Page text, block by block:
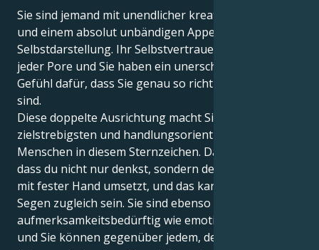
Sie sind jemand mit unendlicher kreativer Energie
und einem absolut unbändigen Appetit auf
Selbstdarstellung. Ihr Selbstvertrauen strömt aus
jeder Pore und Sie haben ein unerschütterliches
Gefühl dafür, dass Sie genau so richtig sind, wie Sie
sind.
Diese doppelte Ausrichtung macht Sie zu einem der
zielstrebigsten und handlungsorientiertesten
Menschen in diesem Sternzeichen. Das liegt daran,
dass du nicht nur denkst, sondern deine Gedanken
mit fester Hand umsetzt, und das kann Fluch und
Segen zugleich sein. Sie sind ebenso
aufmerksamkeitsbedürftig wie emotional komplex,
und Sie können gegenüber jedem, den Sie wirklich